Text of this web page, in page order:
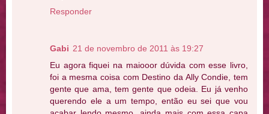
Responder
Gabi 21 de novembro de 2011 às 19:27
Eu agora fiquei na maiooor dúvida com esse livro,
foi a mesma coisa com Destino da Ally Condie, tem
gente que ama, tem gente que odeia. Eu já venho
querendo ele a um tempo, então eu sei que vou